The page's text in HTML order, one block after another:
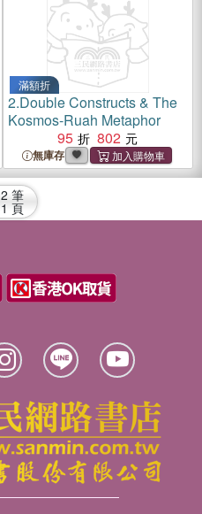
滿額折
2.Double Constructs & The
Kosmos-Ruah Metaphor
95
802
無庫存
2 筆
1 頁